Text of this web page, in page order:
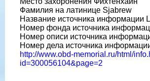
Фамилия на латинице Sjabrew
Название источника
Номер фонда источника
Номер описи источника
Номер дела источника
http://www.obd-memorial.ru/html/
id=300056104&page=2